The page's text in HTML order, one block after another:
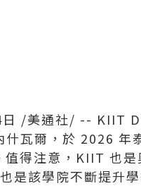
/美通社/ -- KIIT
什瓦爾，於 2026 年
得注意，KIIT 也
該學院不斷提升學